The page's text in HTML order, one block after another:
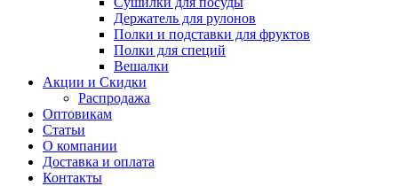
Держатель для рулонов
Полки и подставки для фруктов
Полки для специй
Вешалки
Акции и Скидки
Распродажа
Оптовикам
Статьи
О компании
Доставка и оплата
Контакты